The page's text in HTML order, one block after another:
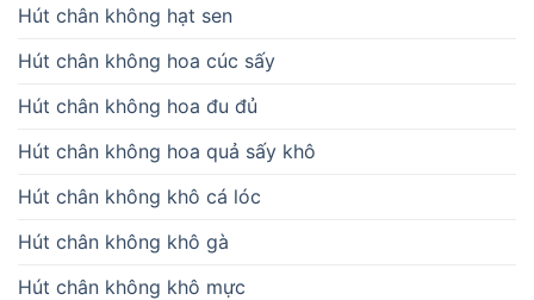
Hút chân không hạt sen
Hút chân không hoa cúc sấy
Hút chân không hoa đu đủ
Hút chân không hoa quả sấy khô
Hút chân không khô cá lóc
Hút chân không khô gà
Hút chân không khô mực